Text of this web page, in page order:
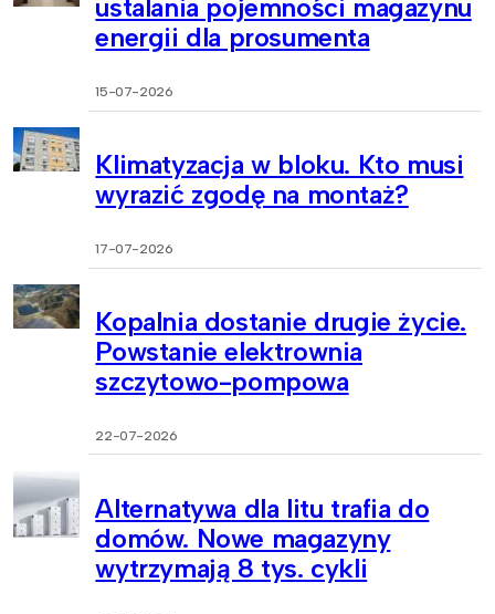
ustalania pojemności magazynu
energii dla prosumenta
15-07-2026
Klimatyzacja w bloku. Kto musi
wyrazić zgodę na montaż?
17-07-2026
Kopalnia dostanie drugie życie.
Powstanie elektrownia
szczytowo-pompowa
22-07-2026
Alternatywa dla litu trafia do
domów. Nowe magazyny
wytrzymają 8 tys. cykli